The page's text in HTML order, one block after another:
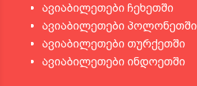
ავიაბილეთები ჩეხეთში
ავიაბილეთები პოლონეთში
ავიაბილეთები თურქეთში
ავიაბილეთები ინდოეთში